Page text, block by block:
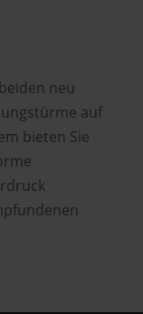
neu
auf
bieten Sie